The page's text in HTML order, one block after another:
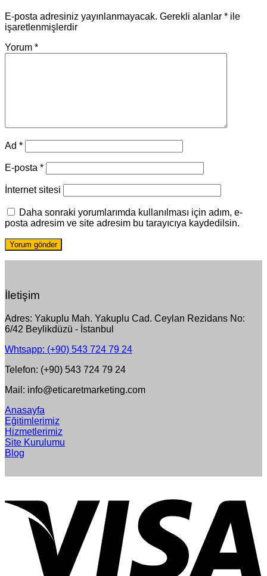
E-posta adresiniz yayınlanmayacak. Gerekli alanlar * ile
işaretlenmişlerdir
Yorum *
Ad *
E-posta *
İnternet sitesi
Daha sonraki yorumlarımda kullanılması için adım, e-
posta adresim ve site adresim bu tarayıcıya kaydedilsin.
İletişim
Adres: Yakuplu Mah. Yakuplu Cad. Ceylan Rezidans No:
6/42 Beylikdüzü - İstanbul
Whtsapp: (+90) 543 724 79 24
Telefon: (+90) 543 724 79 24
Mail: info@eticaretmarketing.com
Anasayfa
Eğitimlerimiz
Hizmetlerimiz
Site Kurulumu
Blog